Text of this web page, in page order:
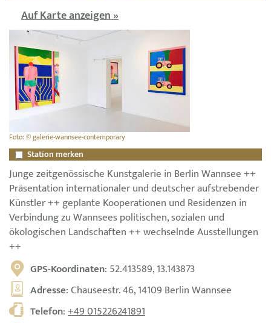
Auf Karte anzeigen »
Foto: © galerie-wannsee-contemporary
Station merken
Junge zeitgenössische Kunstgalerie in Berlin Wannsee ++
Präsentation internationaler und deutscher aufstrebender
Künstler ++ geplante Kooperationen und Residenzen in
Verbindung zu Wannsees politischen, sozialen und
ökologischen Landschaften ++ wechselnde Ausstellungen
++
GPS-Koordinaten: 52.413589, 13.143873
Adresse: Chauseestr. 46, 14109 Berlin Wannsee
Telefon:+49 015226241891